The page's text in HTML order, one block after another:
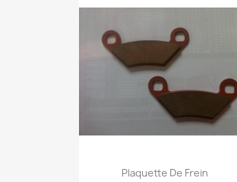
Plaquette De Frein
Aperçu rapide